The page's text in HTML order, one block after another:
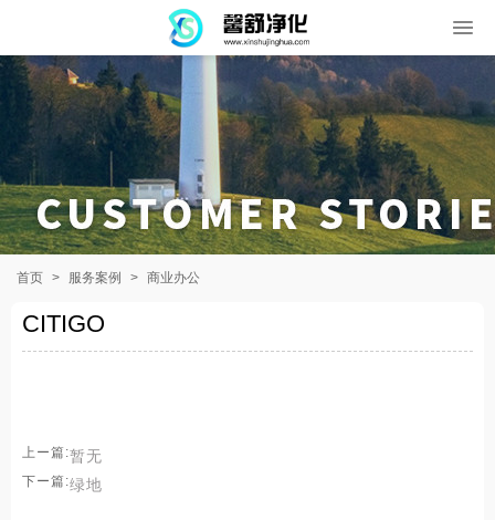
首页 > 服务案例 > 商业办公
CITIGO
上ー篇:暂无
下ー篇:绿地